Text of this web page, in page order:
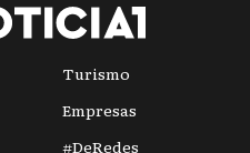
Turismo
Empresas
#DeRedes